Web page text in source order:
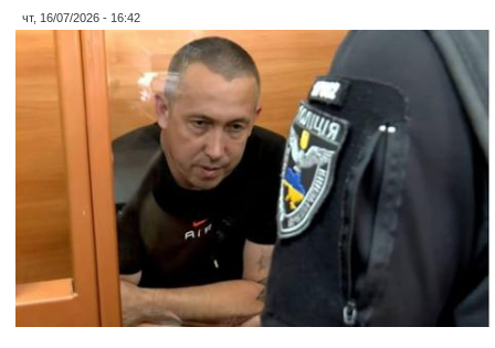
чт, 16/07/2026 - 16:42